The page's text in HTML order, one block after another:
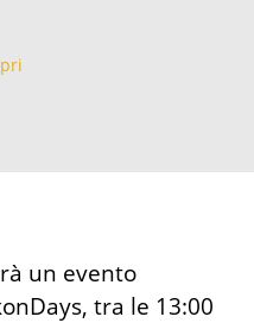
un evento
tra le 13:00